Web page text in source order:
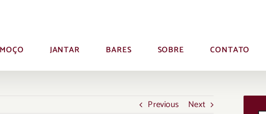
JANTAR BARES SOBRE CONTATO
Previous Next